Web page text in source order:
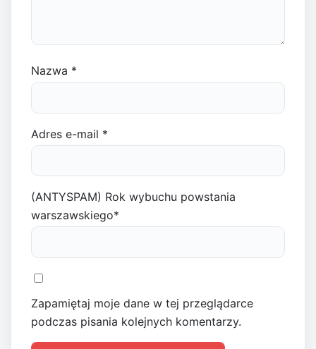
Nazwa *
Adres e-mail *
(ANTYSPAM) Rok wybuchu powstania
warszawskiego*
Zapamiętaj moje dane w tej przeglądarce
podczas pisania kolejnych komentarzy.